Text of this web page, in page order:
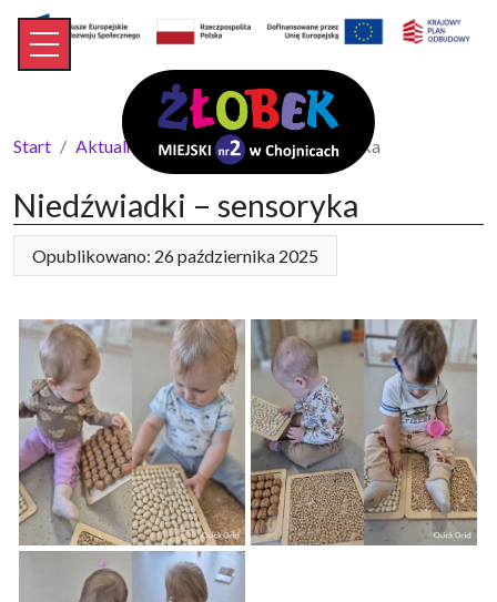
Start Aktualności Niedźwiadki – sensoryka
Niedźwiadki – sensoryka
Opublikowano: 26 października 2025